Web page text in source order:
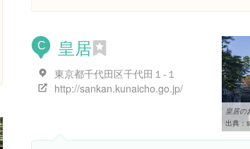
C 皇居
東京都千代田区千代田１-１
http://sankan.kunaicho.go.jp/
出典：